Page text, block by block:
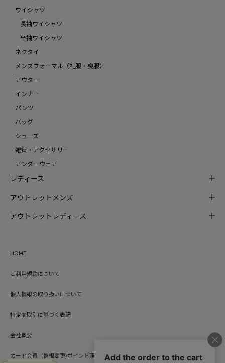
ワイシャツ
長袖ワイシャツ
半袖ワイシャツ
ネクタイ
メンズフォーマル（礼服・喪服）
アウター
インナー
パンツ
バッグ
シューズ
雑貨・アクセサリー
アンダーウェア
レディース
アウトレットメンズ
アウトレットレディース
HOME
ご利用規約について
個人情報の取り扱いについて
特定商取引に基づく表記
会社概要
カード会員（情報変更/ポイント照会）